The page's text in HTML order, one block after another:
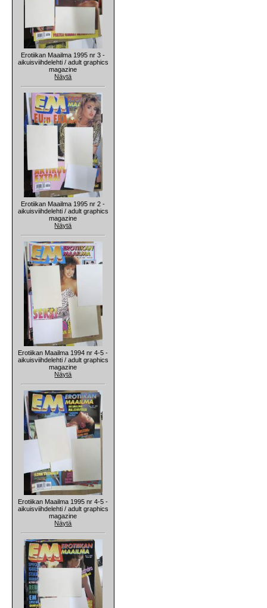
Erotiikan Maailma 1995 nr 3 -
aikuisviihdelehti / adult graphics
magazine
Näytä
Erotiikan Maailma 1995 nr 2 -
aikuisviihdelehti / adult graphics
magazine
Näytä
Erotiikan Maailma 1994 nr 4-5 -
aikuisviihdelehti / adult graphics
magazine
Näytä
Erotiikan Maailma 1995 nr 4-5 -
aikuisviihdelehti / adult graphics
magazine
Näytä